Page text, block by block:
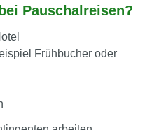
Pauschalreisen?
Frühbucher oder